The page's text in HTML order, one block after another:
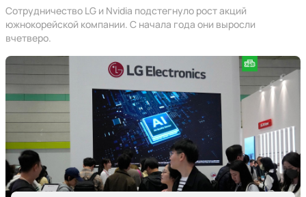
Сотрудничество LG и Nvidia подстегнуло рост акций
южнокорейской компании. С начала года они выросли
вчетверо.